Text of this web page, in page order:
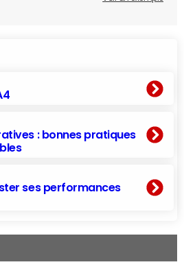
: bonnes pratiques
ses performances